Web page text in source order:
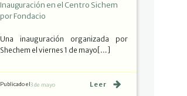
Inauguración en el Centro Sichem
por Fondacio
Una inauguración organizada por
Shechem el viernes 1 de mayo[…]
Publicado el3 de mayo Leer